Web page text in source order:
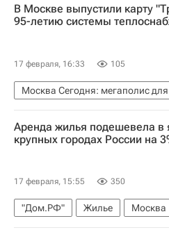
В Москве выпустили карту
95-летию системы
17 февраля, 16:33 105
Москва Сегодня: мегаполис
Москва
Максим Ликсутов
Комплекс городского
Департамент транспорта г.
Аренда жилья подешевела в
крупных городах России на
17 февраля, 15:55 350
"Дом.РФ" Жилье
Москва
Санкт-Петербург
Россия